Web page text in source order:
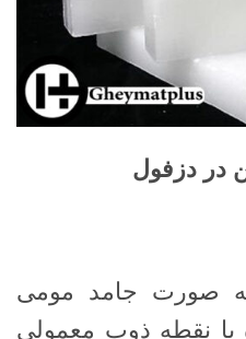
در دزفول
به صورت جامد مومی
با نقطه ذوب معمولی